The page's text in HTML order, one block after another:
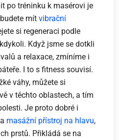
po tréninku k masérovi je
mítvibrační
si regeneraci podle
Když jsme se dotkli
a relaxace, zmíníme i
I to s fitness souvisí.
váhy, můžete si
v těchto oblastech, a tím
Je proto dobré i
masážní přístroj na hlavu,
prstů. Přikládá se na